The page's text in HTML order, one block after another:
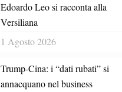
Edoardo Leo si racconta alla
Versiliana
1 Agosto 2026
Trump-Cina: i “dati rubati” si
annacquano nel business